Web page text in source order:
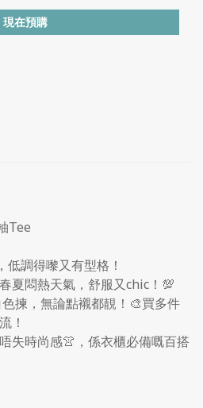
現在預購
Tee
調得嚟又有型格！
夏悶熱天氣，舒服又chic！💯
揀，無論點襯都靚！🎨買多件
！
失時尚感👚，係衣櫃必備嘅百搭